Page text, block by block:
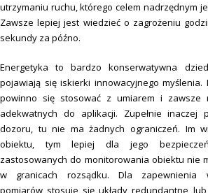
utrzymaniu ruchu, którego celem nadrzędnym
Zawsze lepiej jest wiedzieć o zagrożeniu
sekundy za późno.
Energetyka to bardzo konserwatywna
pojawiają się iskierki innowacyjnego myślenia.
powinno się stosować z umiarem i zawsze
adekwatnych do aplikacji. Zupełnie inaczej
dozoru, tu nie ma żadnych ograniczeń. Im
obiektu, tym lepiej dla jego
zastosowanych do monitorowania obiektu nie
w granicach rozsądku. Dla zapewnienia
pomiarów stosuje się układy redundantne